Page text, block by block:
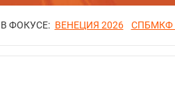
В ФОКУСЕ: ВЕНЕЦИЯ 2026 СПБМКФ